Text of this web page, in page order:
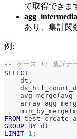
て取得できま
あり、集計関
例:
-- ケース 1: 集計テー
SELECT
    dt
,
    avg_merge
(
    min_by_merge
(
FROM
GROUP BY dt
LIMIT 1 ;